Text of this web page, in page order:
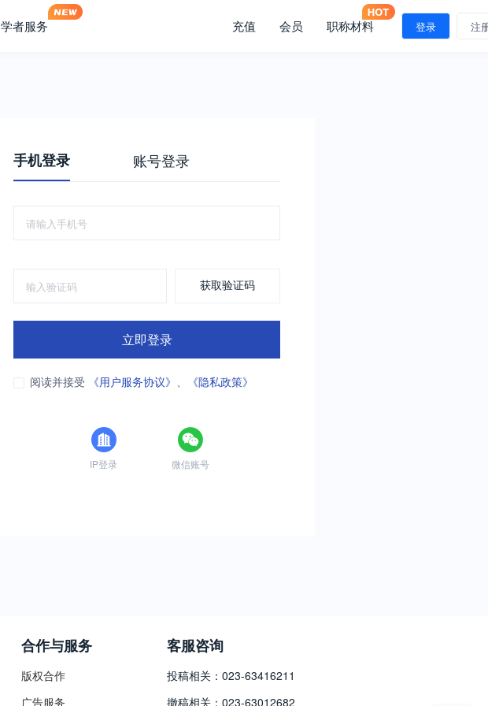
学者服务 充值 会员 职称材料 登录 注
手机登录 账号登录
获取验证码
立即登录
阅读并接受 《用户服务协议》 、 《隐私政策》
IP登录 微信账号
合作与服务
版权合作
广告服务
客服咨询
投稿相关：023-63416211
撤稿相关：023-63012682